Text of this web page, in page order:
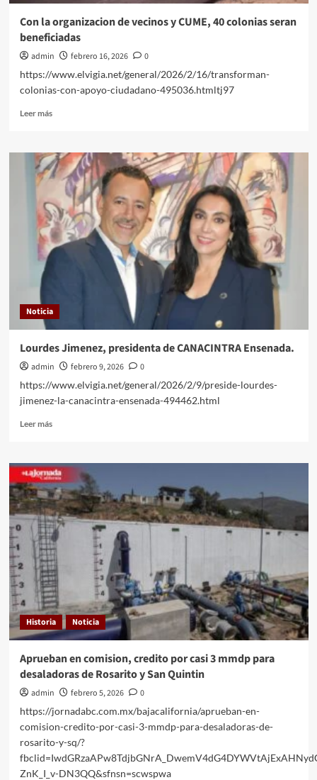
la
Unión.
Con la organizacion de vecinos y CUME, 40 colonias seran
beneficiadas
admin febrero 16, 2026
0
https://www.elvigia.net/general/2026/2/16/transforman-
colonias-con-apoyo-ciudadano-495036.htmltj97
Leer másLeer
Con
la
organizacion
vecinos
y
CUME,
40
Noticia
Lourdes Jimenez, presidenta de CANACINTRA Ensenada.
admin febrero 9, 2026
0
https://www.elvigia.net/general/2026/2/9/preside-lourdes-
jimenez-la-canacintra-ensenada-494462.html
Leer másLeer
Lourdes
Jimenez,
presidenta
de
CANACINTRA
Ensenada.
Historia Noticia
Aprueban en comision, credito por casi 3 mmdp para
desaladoras de Rosarito y San Quintin
admin febrero 5, 2026
0
https://jornadabc.com.mx/bajacalifornia/aprueban-en-
comision-credito-por-casi-3-mmdp-para-desaladoras-de-
rosarito-y-sq/?
ZnK_I_v-DN3QQ&sfnsn=scwspwa